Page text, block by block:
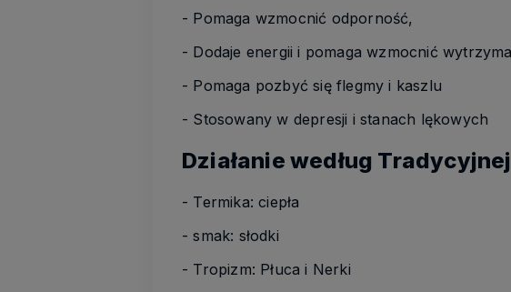
- Pomaga wzmocnić odporność,
- Dodaje energii i pomaga wzmocnić
- Pomaga pozbyć się flegmy i kaszlu
- Stosowany w depresji i stanach lękowych
Działanie według
- Termika: ciepła
- smak: słodki
- Tropizm: Płuca i Nerki